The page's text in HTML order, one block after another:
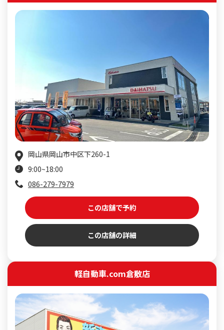
岡山県岡山市中区下260-1
9:00~18:00
086-279-7979
この店舗で予約
この店舗の詳細
軽自動車.com倉敷店